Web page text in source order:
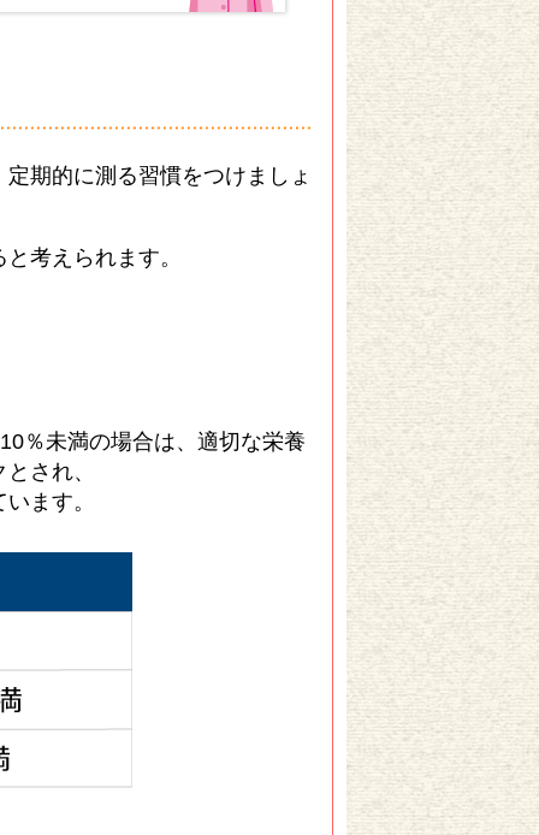
期的に測る習慣をつけましょ
考えられます。
％未満の場合は、適切な栄養
され、
ます。